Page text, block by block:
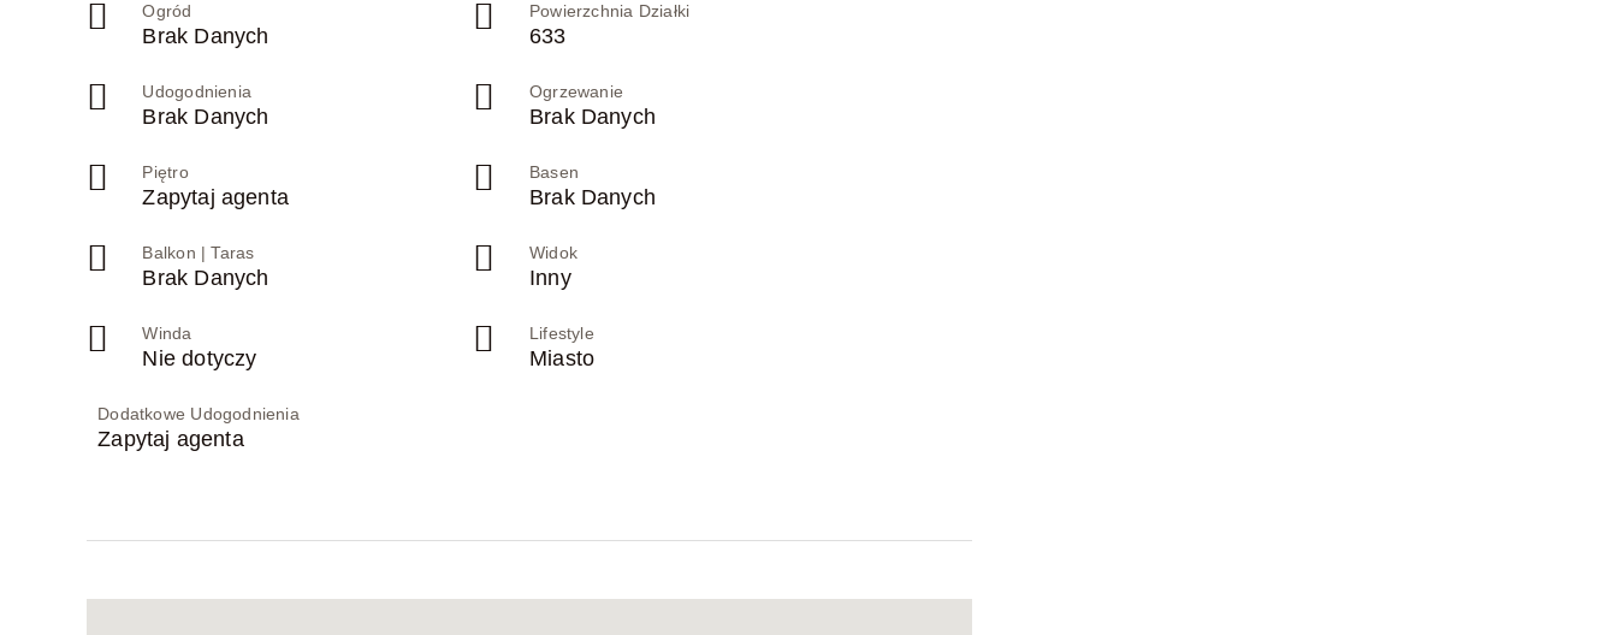
Ogród
Brak Danych
Powierzchnia Działki
633
Udogodnienia
Brak Danych
Ogrzewanie
Brak Danych
Piętro
Zapytaj agenta
Basen
Brak Danych
Balkon | Taras
Brak Danych
Widok
Inny
Winda
Nie dotyczy
Lifestyle
Miasto
Dodatkowe Udogodnienia
Zapytaj agenta